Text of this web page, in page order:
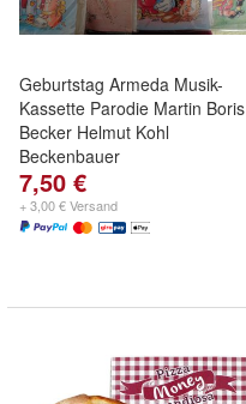
Geburtstag Armeda Musik-
Kassette Parodie Martin Boris
Becker Helmut Kohl
Beckenbauer
7,50 €
+ 3,00 € Versand